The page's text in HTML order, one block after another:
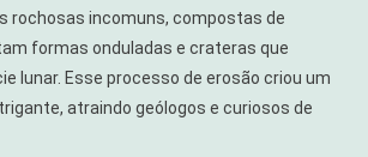
rochosas incomuns, compostas de
formas onduladas e crateras que
lunar. Esse processo de erosão criou um
atraindo geólogos e curiosos de